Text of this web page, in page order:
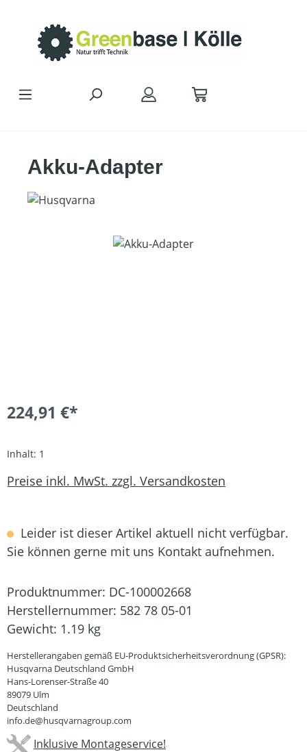
Akku-Adapter
Bildergalerie überspringen
224,91 €*
Inhalt: 1
Preise inkl. MwSt. zzgl. Versandkosten
Leider ist dieser Artikel aktuell nicht verfügbar.
Sie können gerne mit uns Kontakt aufnehmen.
Produktnummer: DC-100002668
Herstellernummer: 582 78 05-01
Gewicht: 1.19 kg
Herstellerangaben gemäß EU-Produktsicherheitsverordnung (GPSR):
Husqvarna Deutschland GmbH
Hans-Lorenser-Straße 40
89079 Ulm
Deutschland
info.de@husqvarnagroup.com
Inklusive Montageservice!